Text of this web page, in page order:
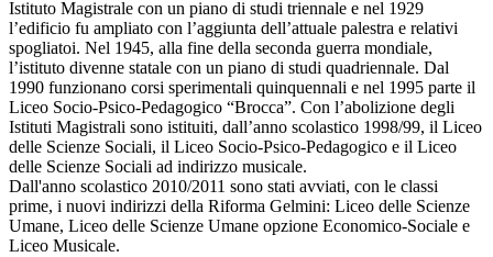
Istituto Magistrale con un piano di studi triennale e nel 1929
l’edificio fu ampliato con l’aggiunta dell’attuale palestra e relativi
spogliatoi. Nel 1945, alla fine della seconda guerra mondiale,
l’istituto divenne statale con un piano di studi quadriennale. Dal
1990 funzionano corsi sperimentali quinquennali e nel 1995 parte il
Liceo Socio-Psico-Pedagogico “Brocca”. Con l’abolizione degli
Istituti Magistrali sono istituiti, dall’anno scolastico 1998/99, il Liceo
delle Scienze Sociali, il Liceo Socio-Psico-Pedagogico e il Liceo
delle Scienze Sociali ad indirizzo musicale.
Dall'anno scolastico 2010/2011 sono stati avviati, con le classi
prime, i nuovi indirizzi della Riforma Gelmini: Liceo delle Scienze
Umane, Liceo delle Scienze Umane opzione Economico-Sociale e
Liceo Musicale.